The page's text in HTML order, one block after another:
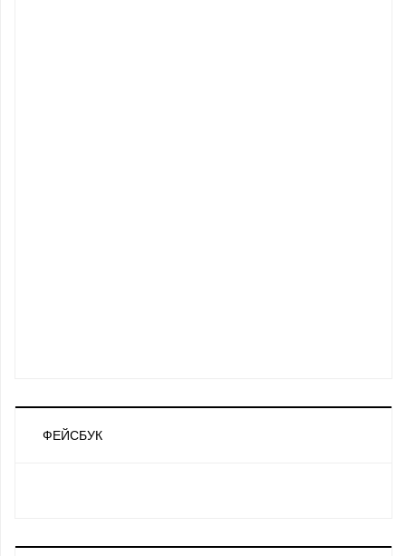
ФЕЙСБУК